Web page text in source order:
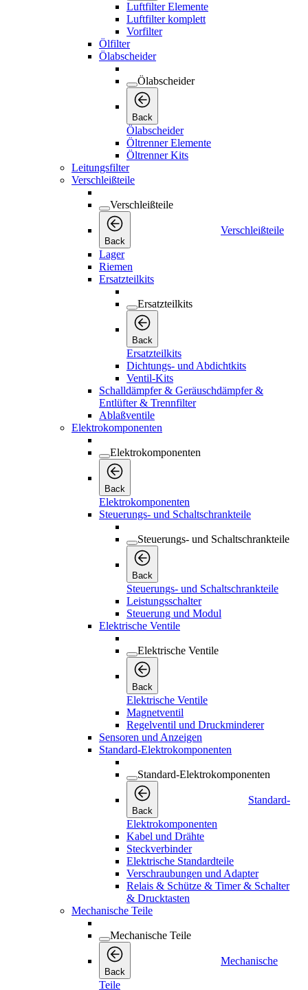
Luftfilter Elemente
Luftfilter komplett
Vorfilter
Ölfilter
Ölabscheider
Ölabscheider
Back
Ölabscheider
Öltrenner Elemente
Öltrenner Kits
Leitungsfilter
Verschleißteile
Verschleißteile
Back
Verschleißteile
Lager
Riemen
Ersatzteilkits
Ersatzteilkits
Back
Ersatzteilkits
Dichtungs- und Abdichtkits
Ventil-Kits
Schalldämpfer & Geräuschdämpfer &
Entlüfter & Trennfilter
Ablaßventile
Elektrokomponenten
Elektrokomponenten
Back
Elektrokomponenten
Steuerungs- und Schaltschrankteile
Steuerungs- und Schaltschrankteile
Back
Steuerungs- und Schaltschrankteile
Leistungsschalter
Steuerung und Modul
Elektrische Ventile
Elektrische Ventile
Back
Elektrische Ventile
Magnetventil
Regelventil und Druckminderer
Sensoren und Anzeigen
Standard-Elektrokomponenten
Standard-Elektrokomponenten
Back
Standard-
Elektrokomponenten
Kabel und Drähte
Steckverbinder
Elektrische Standardteile
Verschraubungen und Adapter
Relais & Schütze & Timer & Schalter
& Drucktasten
Mechanische Teile
Mechanische Teile
Back
Mechanische
Teile